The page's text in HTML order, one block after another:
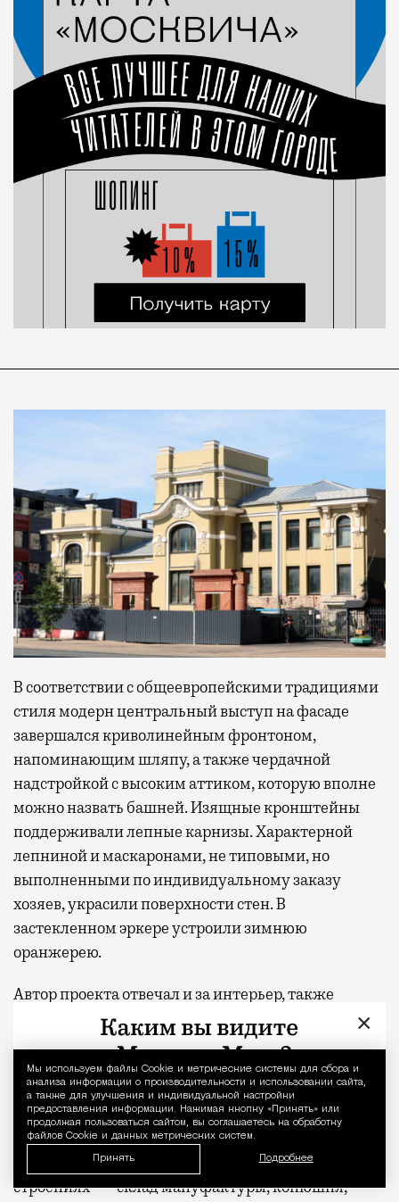
Уведомление
Мы используем файлы Сookie и метрические системы для сбора и
анализа информации о производительности и использовании сайта,
а также для улучшения и индивидуальной настройки
предоставления информации. Нажимая кнопку «Принять» или
продолжая пользоваться сайтом, вы соглашаетесь на обработку
файлов Cookie и данных метрических систем.
Принять Подробнее
В соответствии с общеевропейскими традициями
стиля модерн центральный выступ на фасаде
завершался криволинейным фронтоном,
напоминающим шляпу, а также чердачной
надстройкой с высоким аттиком, которую вполне
можно назвать башней. Изящные кронштейны
поддерживали лепные карнизы. Характерной
лепниной и маскаронами, не типовыми, но
выполненными по индивидуальному заказу
хозяев, украсили поверхности стен. В
застекленном эркере устроили зимнюю
оранжерею.
Автор проекта отвечал и за интерьер, также
обильно декорированный лепниной, мозаикой и
витражами. Дом Циммерманов был оснащен
водяным отоплением. На первом этаже
предусмотрели прачечную, кухню и даже
фотографическую комнату. Хозяева занимали
второй этаж и антресоль. В третьем находились
апартаменты, сдававшиеся внаем. В дворовых
строениях — склад мануфактуры, конюшня,
×